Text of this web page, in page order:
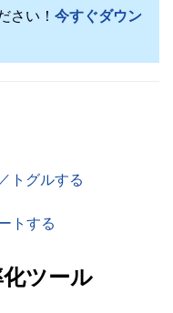
さい！ 今すぐダウン
トグルする
トする
ツール